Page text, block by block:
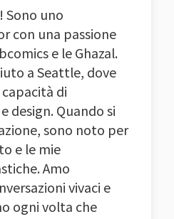
Sono uno
con una passione
e le Ghazal.
a Seattle, dove
di
design. Quando si
sono noto per
e le mie
Amo
vivaci e
ogni volta che